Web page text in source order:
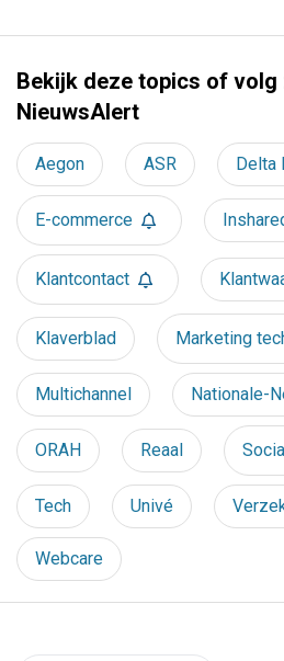
Bekijk deze topics of volg
NieuwsAlert
Aegon ASR Delta
E-commerce
Klantcontact
Klaverblad Marketing
Multichannel Nationale-
ORAH Reaal
Tech Univé
Webcare